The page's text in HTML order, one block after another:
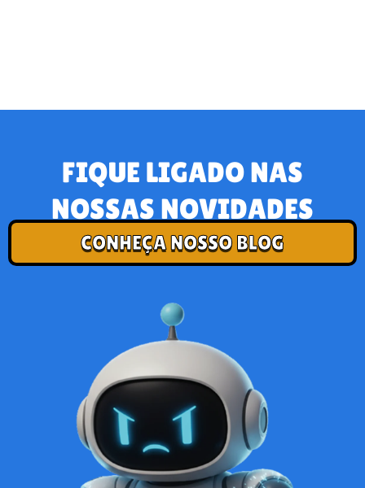
FIQUE LIGADO NAS
NOSSAS NOVIDADES
CONHEÇA NOSSO BLOG